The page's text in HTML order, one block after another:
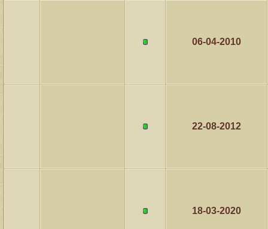
06-04-2010
22-08-2012
18-03-2020